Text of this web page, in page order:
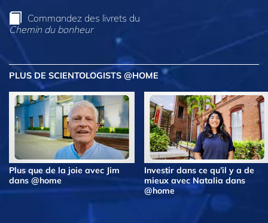
Commandez des livrets du
Chemin du bonheur
PLUS DE SCIENTOLOGISTS @HOME
Plus que de la joie avec Jim
dans @home
Investir dans ce qu’il y a de
mieux avec Natalia dans
@home